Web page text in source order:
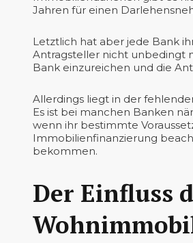
Jahren für einen
Letztlich hat aber jede Bank
Antragsteller nicht unbedingt
Bank einzureichen und die
Allerdings liegt in der
Es ist bei manchen Banken
wenn ihr bestimmte
Immobilienfinanzierung
bekommen.
Der Einfluss